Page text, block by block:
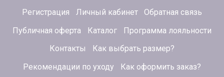
Регистрация Личный кабинет
Обратная связь
Публичная оферта
Каталог
Программа лояльности
Контакты
Как выбрать размер?
Рекомендации по уходу
Как оформить заказ?